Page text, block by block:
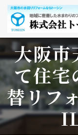
大阪
て住宅
替リフ